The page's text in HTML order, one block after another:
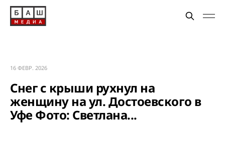
16 ФЕВР. 2026
Снег с крыши рухнул на
женщину на ул. Достоевского в
Уфе Фото: Светлана...